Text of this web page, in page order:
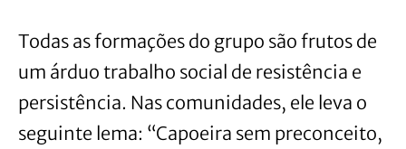
Todas as formações do grupo são frutos de
um árduo trabalho social de resistência e
persistência. Nas comunidades, ele leva o
seguinte lema: “Capoeira sem preconceito,